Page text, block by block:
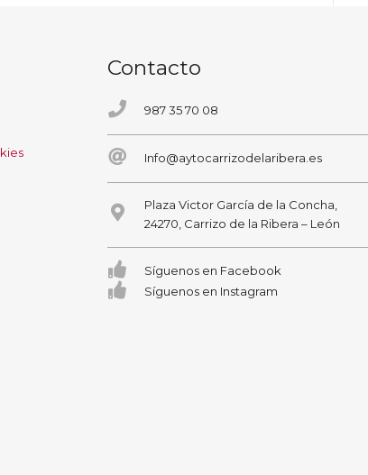
Contacto
987 35 70 08
Info@aytocarrizodelaribera.es
Plaza Victor García de la Concha,
24270, Carrizo de la Ribera – León
Síguenos en Facebook
Síguenos en Instagram